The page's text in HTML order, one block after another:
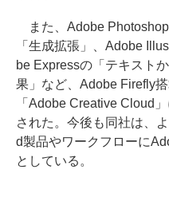
また、Adobe
「生成拡張」、Adobe
be Expressの「テキスト
果」など、Adobe Firefly
「Adobe Creative Cloud
された。今後も同社は、
d製品やワークフローに
としている。